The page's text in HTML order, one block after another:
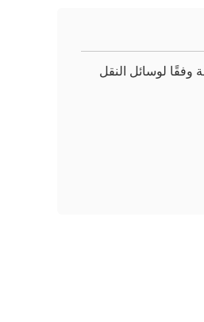
وفقًا لوسائل النقل